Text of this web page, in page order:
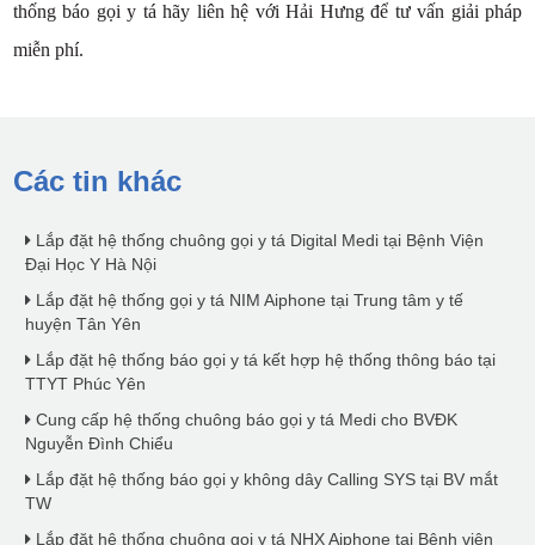
thống báo gọi y tá hãy liên hệ với Hải Hưng để tư vấn giải pháp
miễn phí.
Các tin khác
Lắp đặt hệ thống chuông gọi y tá Digital Medi tại Bệnh Viện
Đại Học Y Hà Nội
Lắp đặt hệ thống gọi y tá NIM Aiphone tại Trung tâm y tế
huyện Tân Yên
Lắp đặt hệ thống báo gọi y tá kết hợp hệ thống thông báo tại
TTYT Phúc Yên
Cung cấp hệ thống chuông báo gọi y tá Medi cho BVĐK
Nguyễn Đình Chiểu
Lắp đặt hệ thống báo gọi y không dây Calling SYS tại BV mắt
TW
Lắp đặt hệ thống chuông gọi y tá NHX Aiphone tại Bệnh viện